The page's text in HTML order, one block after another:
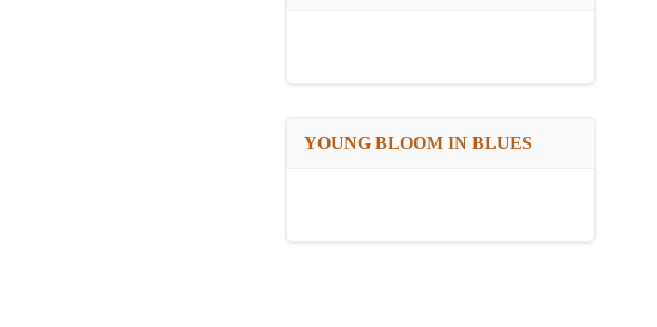
YOUNG BLOOM IN BLUES